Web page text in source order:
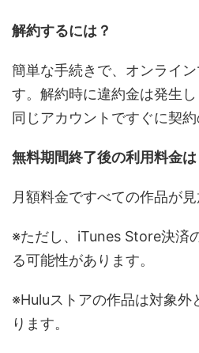
解約するには？
簡単な手続きで、オンライ
す。解約時に違約金は発生
同じアカウントですぐに契約
無料期間終了後の利用料金は
月額料金ですべての作品が見
※ただし、iTunes Store決済
る可能性があります。
※Huluストアの作品は対象外
ります。